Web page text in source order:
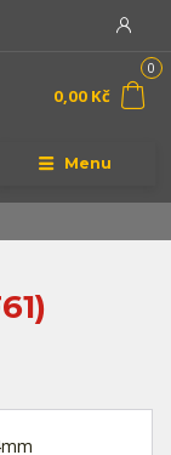
Menu
0
0,00 Kč